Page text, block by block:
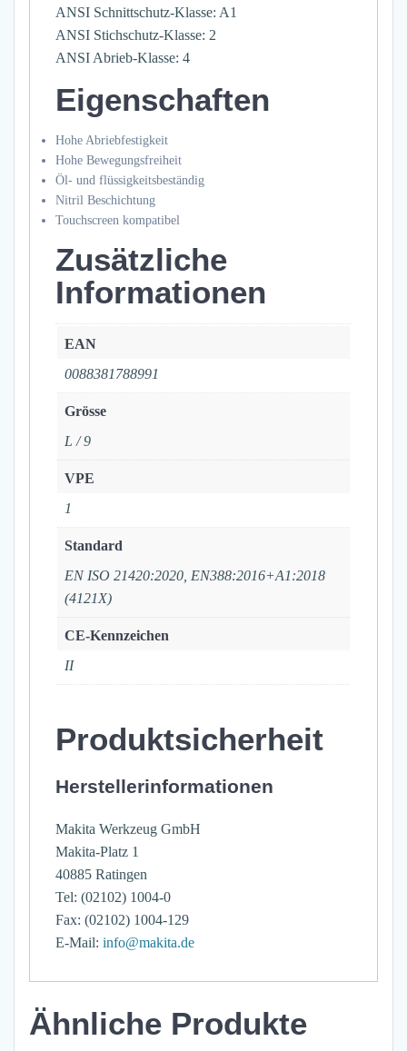
ANSI Schnittschutz-Klasse: A1
ANSI Stichschutz-Klasse: 2
ANSI Abrieb-Klasse: 4
Eigenschaften
Hohe Abriebfestigkeit
Hohe Bewegungsfreiheit
Öl- und flüssigkeitsbeständig
Nitril Beschichtung
Touchscreen kompatibel
Zusätzliche
Informationen
EAN
0088381788991
Grösse
L / 9
VPE
1
Standard
EN ISO 21420:2020, EN388:2016+A1:2018
(4121X)
CE-Kennzeichen
II
Produktsicherheit
Herstellerinformationen
Makita Werkzeug GmbH
Makita-Platz 1
40885 Ratingen
Tel: (02102) 1004-0
Fax: (02102) 1004-129
E-Mail: info@makita.de
Ähnliche Produkte